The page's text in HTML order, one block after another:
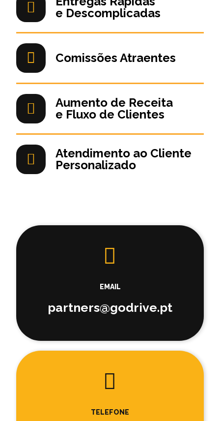
e Descomplicadas
Comissões Atraentes
Aumento de Receita
e Fluxo de Clientes
Atendimento ao Cliente
Personalizado
partners@godrive.pt
EMAIL
TELEFONE